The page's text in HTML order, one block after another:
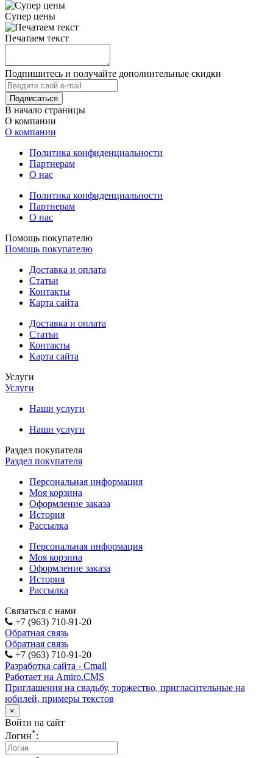
Супер цены
Печатаем текст
Подпишитесь и получайте дополнительные скидки
В начало страницы
О компании
О компании
Политика конфиденциальности
Партнерам
О нас
Политика конфиденциальности
Партнерам
О нас
Помощь покупателю
Помощь покупателю
Доставка и оплата
Статьи
Контакты
Карта сайта
Доставка и оплата
Статьи
Контакты
Карта сайта
Услуги
Услуги
Наши услуги
Наши услуги
Раздел покупателя
Раздел покупателя
Персональная информация
Моя корзина
Оформление заказа
История
Рассылка
Персональная информация
Моя корзина
Оформление заказа
История
Рассылка
Связаться с нами
+7 (963) 710-91-20
Обратная связь
Обратная связь
+7 (963) 710-91-20
Разработка сайта - Cmall
Работает на Amiro.CMS
Приглашения на свадьбу, торжество, пригласительные на
юбилей, примеры текстов
×
Войти на сайт
Логин*: